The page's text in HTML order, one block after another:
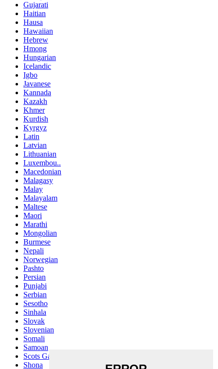
Gujarati
Haitian
Hausa
Hawaiian
Hebrew
Hmong
Hungarian
Icelandic
Igbo
Javanese
Kannada
Kazakh
Khmer
Kurdish
Kyrgyz
Latin
Latvian
Lithuanian
Luxembou..
Macedonian
Malagasy
Malay
Malayalam
Maltese
Maori
Marathi
Mongolian
Burmese
Nepali
Norwegian
Pashto
Persian
Punjabi
Serbian
Sesotho
Sinhala
Slovak
Slovenian
Somali
Samoan
Scots Gaelic
Shona